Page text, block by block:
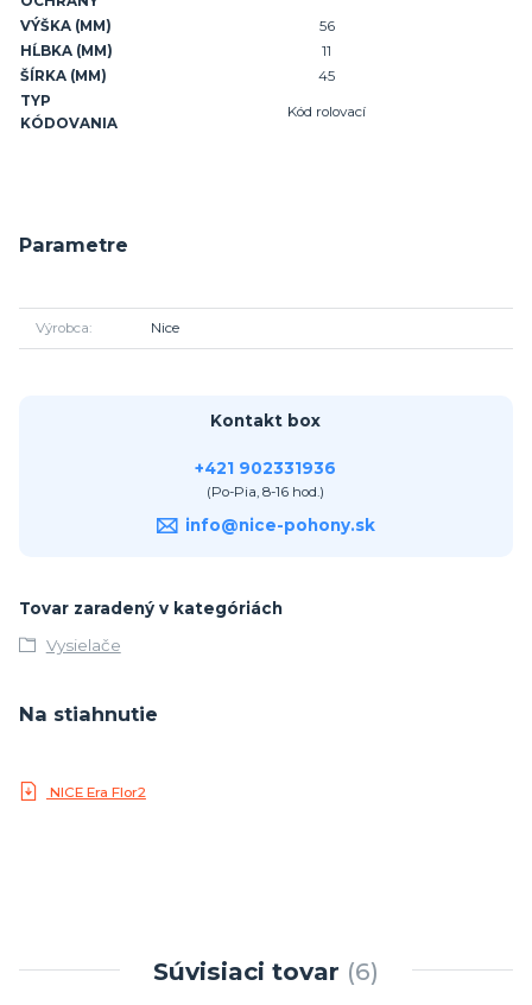
VÝŠKA (MM)
56
HĹBKA (MM)
11
ŠÍRKA (MM)
45
TYP
KÓDOVANIA
Kód rolovací
Parametre
Výrobca Nice
Kontakt box
+421 902331936
(Po-Pia, 8-16 hod.)
info@nice-pohony.sk
Tovar zaradený v kategóriách
Vysielače
Na stiahnutie
NICE Era Flor2
Súvisiaci tovar 6